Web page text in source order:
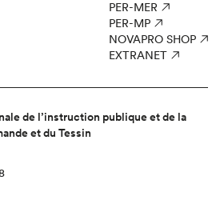
PER-MER
PER-MP
NOVAPRO SHOP
EXTRANET
de l’instruction publique et de la
et du Tessin